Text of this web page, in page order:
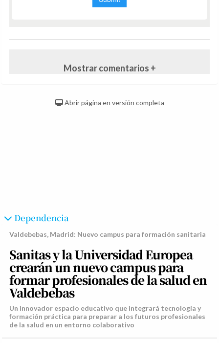
Mostrar comentarios +
Abrir página en versión completa
Dependencia
Valdebebas, Madrid: Nuevo campus para formación sanitaria
Sanitas y la Universidad Europea
crearán un nuevo campus para
formar profesionales de la salud en
Valdebebas
Un innovador espacio educativo que integrará tecnología y
formación práctica para preparar a los futuros profesionales
de la salud en un entorno colaborativo